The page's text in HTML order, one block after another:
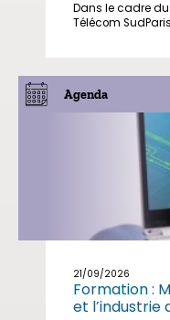
Dans le cadre
Télécom
Agenda
21/09/2026
Formation :
et l’industrie